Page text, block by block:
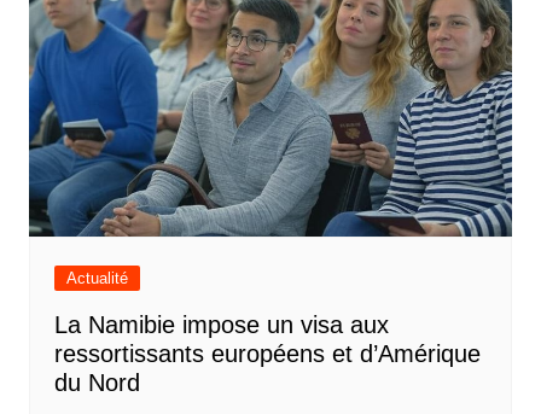
Actualité
La Namibie impose un visa aux
ressortissants européens et d’Amérique
du Nord